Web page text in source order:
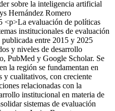
sobre la inteligencia artificial
Hernández Romero
<p>La evaluación de políticas
institucionales de evaluación
entre 2015 y 2025
y niveles de desarrollo
PubMed y Google Scholar. Se
la región se fundamentan en
y cualitativos, con creciente
relacionadas con la
institucional en materia de
sistemas de evaluación